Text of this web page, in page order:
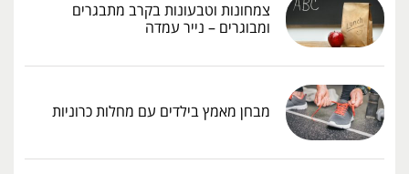
צמחונות וטבעונות בקרב מתבגרים
ומבוגרים – נייר עמדה
מבחן מאמץ בילדים עם מחלות כרוניות